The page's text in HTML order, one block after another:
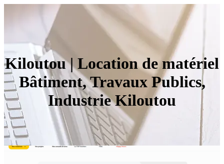
Kiloutou | Location de matériel
Bâtiment, Travaux Publics,
Industrie Kiloutou